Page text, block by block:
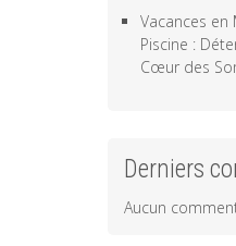
Vacances en
Piscine :
Cœur des
Derniers
Aucun